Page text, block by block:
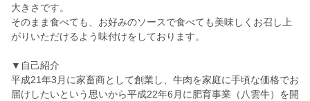
大きさです。
そのまま食べても、お好みのソースで食べても美味しくお召し上
がりいただけるよう味付けをしております。
▼自己紹介
平成21年3月に家畜商として創業し、牛肉を家庭に手頃な価格でお
届けしたいという思いから平成22年6月に肥育事業（八雲牛）を開